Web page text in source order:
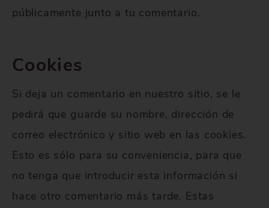
públicamente junto a tu comentario.
Cookies
Si deja un comentario en nuestro sitio, se le
pedirá que guarde su nombre, dirección de
correo electrónico y sitio web en las cookies.
Esto es sólo para su conveniencia, para que
no tenga que introducir esta información si
hace otro comentario más tarde. Estas